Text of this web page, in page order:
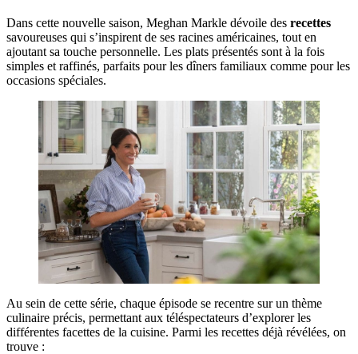
Dans cette nouvelle saison, Meghan Markle dévoile des recettes
savoureuses qui s’inspirent de ses racines américaines, tout en
ajoutant sa touche personnelle. Les plats présentés sont à la fois
simples et raffinés, parfaits pour les dîners familiaux comme pour les
occasions spéciales.
Au sein de cette série, chaque épisode se recentre sur un thème
culinaire précis, permettant aux téléspectateurs d’explorer les
différentes facettes de la cuisine. Parmi les recettes déjà révélées, on
trouve :